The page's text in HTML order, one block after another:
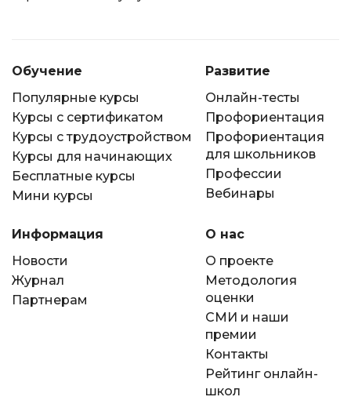
Обучение
Популярные курсы
Курсы с сертификатом
Курсы с трудоустройством
Курсы для начинающих
Бесплатные курсы
Мини курсы
Развитие
Онлайн-тесты
Профориентация
Профориентация
для школьников
Профессии
Вебинары
Информация
Новости
Журнал
Партнерам
О нас
О проекте
Методология
оценки
СМИ и наши
премии
Контакты
Рейтинг онлайн-
школ